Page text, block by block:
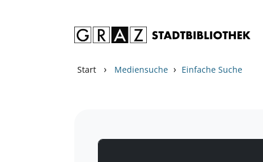
Start › Mediensuche › Einfache Suche